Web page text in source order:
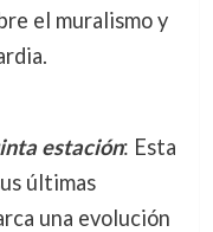
el muralismo y
estación: Esta
últimas
una evolución